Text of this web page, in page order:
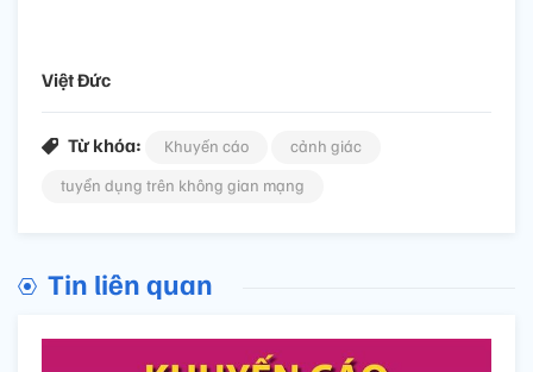
Việt Đức
Từ khóa: Khuyến cáo
cảnh giác
tuyển dụng trên không gian mạng
Tin liên quan